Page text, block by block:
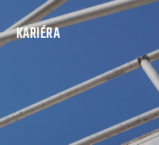
KARIÉRA